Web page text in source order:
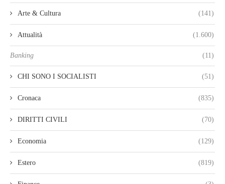
Arte & Cultura (141)
Attualità (1.600)
Banking (11)
CHI SONO I SOCIALISTI (51)
Cronaca (835)
DIRITTI CIVILI (70)
Economia (129)
Estero (819)